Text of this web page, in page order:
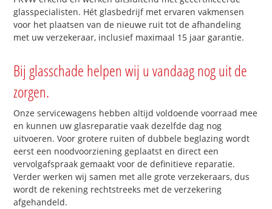
glasspecialisten. Hét glasbedrijf met ervaren vakmensen
voor het plaatsen van de nieuwe ruit tot de afhandeling
met uw verzekeraar, inclusief maximaal 15 jaar garantie.
Bij glasschade helpen wij u vandaag nog uit de
zorgen.
Onze servicewagens hebben altijd voldoende voorraad mee
en kunnen uw glasreparatie vaak dezelfde dag nog
uitvoeren. Voor grotere ruiten of dubbele beglazing wordt
eerst een noodvoorziening geplaatst en direct een
vervolgafspraak gemaakt voor de definitieve reparatie.
Verder werken wij samen met alle grote verzekeraars, dus
wordt de rekening rechtstreeks met de verzekering
afgehandeld.